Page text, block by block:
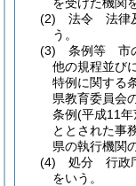
(2)
法令 法律
う。
(3)
条例等 市
他の規程並び
特例に関する
県教育委員会
条例(平成11
ととされた事
県の執行機関
(4)
処分 行政
をいう。